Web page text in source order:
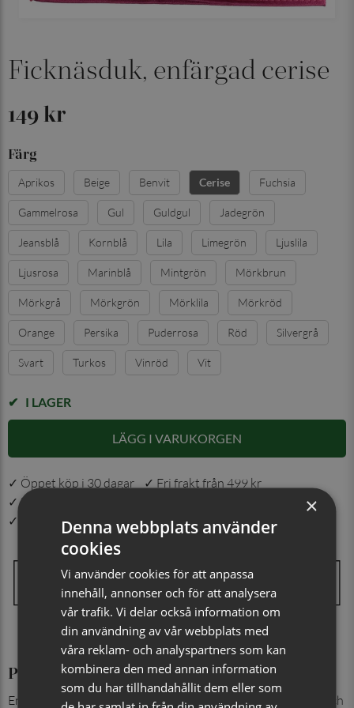
Ficknäsduk, enfärgad cerise
149 kr
Färg
Aprikos Beige Benvit Cerise Fuchsia
Gammelrosa Gul Guldgul Jadegrön
Jeansblå Kornblå Lila Limegrön Ljuslila
Ljusrosa Marinblå Mintgrön Mörkbrun
Mörkgrå Mörkgrön Mörklila Mörkröd
Orange Persika Puderrosa Röd Silvergrå
Svart Turkos Vinröd Vit
I LAGER
LÄGG I VARUKORGEN
✓ Öppet köp i 30 dagar ✓ Fri frakt från 499 kr
✓ Din beställning skickas inom 1-2 vardagar
✓ Snabb leverans från vårt lager i Jönköping
Produktinformation
En klassisk enfärgad näsduk i polyester som ger en elegant och
×
Denna webbplats använder
cookies
Vi använder cookies för att anpassa
innehåll, annonser och för att analysera
vår trafik. Vi delar också information om
din användning av vår webbplats med
våra reklam- och analyspartners som kan
kombinera den med annan information
som du har tillhandahållit dem eller som